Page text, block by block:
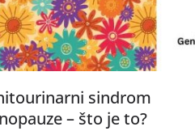
sindrom
– što je to?